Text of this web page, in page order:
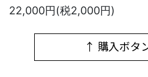
22,000円(税2,000円)
↑ 購入ボタ